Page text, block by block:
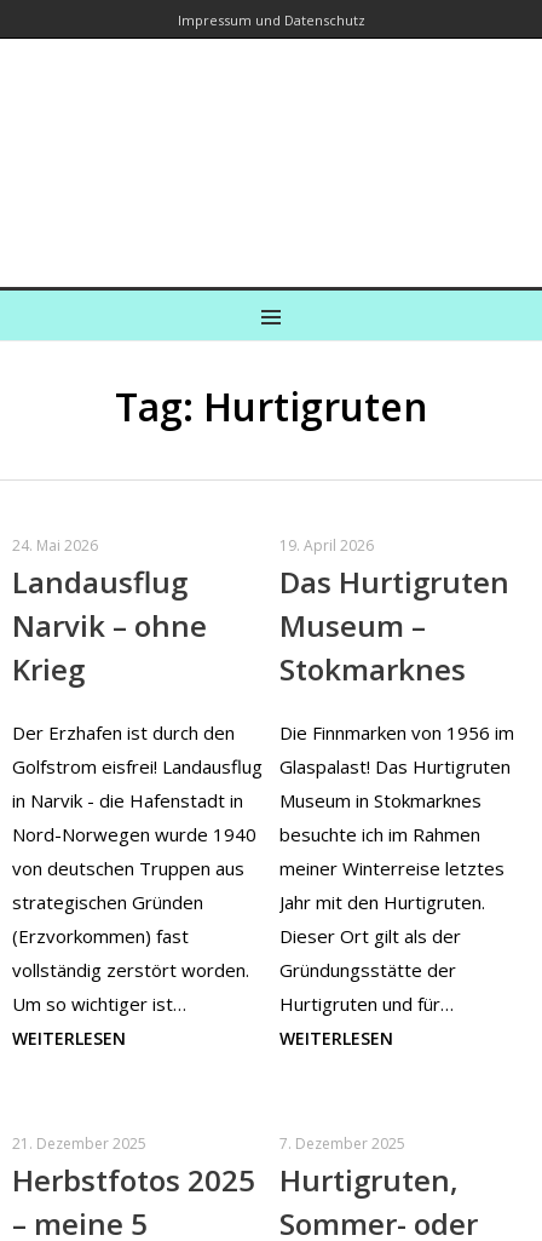
Impressum und Datenschutz
MENU
Tag: Hurtigruten
24. Mai 2026
Landausflug
Narvik – ohne
Krieg
Der Erzhafen ist durch den
Golfstrom eisfrei! Landausflug
in Narvik - die Hafenstadt in
Nord-Norwegen wurde 1940
von deutschen Truppen aus
strategischen Gründen
(Erzvorkommen) fast
vollständig zerstört worden.
Um so wichtiger ist…
WEITERLESEN
19. April 2026
Das Hurtigruten
Museum –
Stokmarknes
Die Finnmarken von 1956 im
Glaspalast! Das Hurtigruten
Museum in Stokmarknes
besuchte ich im Rahmen
meiner Winterreise letztes
Jahr mit den Hurtigruten.
Dieser Ort gilt als der
Gründungsstätte der
Hurtigruten und für…
WEITERLESEN
21. Dezember 2025
Herbstfotos 2025
– meine 5
7. Dezember 2025
Hurtigruten,
Sommer- oder